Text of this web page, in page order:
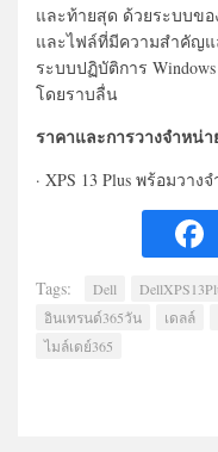
และท้ายสุด ด้วยระบบขอ
และไฟล์ที่มีความสำคัญ
ระบบปฏิบัติการ
โดยราบลื่น
ราคาและการวางจำหน่า
· XPS 13 Plus พร้อมวา
Tags: Dell
อินเทรนด์365วัน
เดลล์
ไมล์เดย์365